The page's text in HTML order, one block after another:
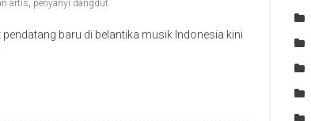
artis, penyanyi dangdut
baru di belantika musik Indonesia kini